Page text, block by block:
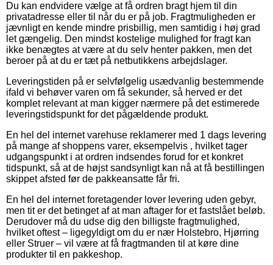
Du kan endvidere vælge at få ordren bragt hjem til din
privatadresse eller til når du er på job. Fragtmuligheden er
jævnligt en kende mindre prisbillig, men samtidig i høj grad
let gængelig. Den mindst kostelige mulighed for fragt kan
ikke benægtes at være at du selv henter pakken, men det
beroer på at du er tæt på netbutikkens arbejdslager.
Leveringstiden på er selvfølgelig usædvanlig bestemmende
ifald vi behøver varen om få sekunder, så herved er det
komplet relevant at man kigger nærmere på det estimerede
leveringstidspunkt for det pågældende produkt.
En hel del internet varehuse reklamerer med 1 dags levering
på mange af shoppens varer, eksempelvis , hvilket tager
udgangspunkt i at ordren indsendes forud for et konkret
tidspunkt, så at de højst sandsynligt kan nå at få bestillingen
skippet afsted før de pakkeansatte får fri.
En hel del internet foretagender lover levering uden gebyr,
men tit er det betinget af at man aftager for et fastslået beløb.
Derudover må du udse dig den billigste fragtmulighed,
hvilket oftest – ligegyldigt om du er nær Holstebro, Hjørring
eller Struer – vil være at få fragtmanden til at køre dine
produkter til en pakkeshop.